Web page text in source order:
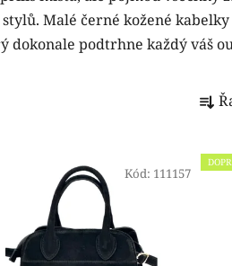
Malé černé kožené
dokonale podtrhne každý váš
a
e
n
Kód: 111157